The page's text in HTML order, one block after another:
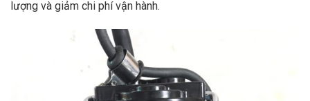
lượng và giảm chi phí vận hành.